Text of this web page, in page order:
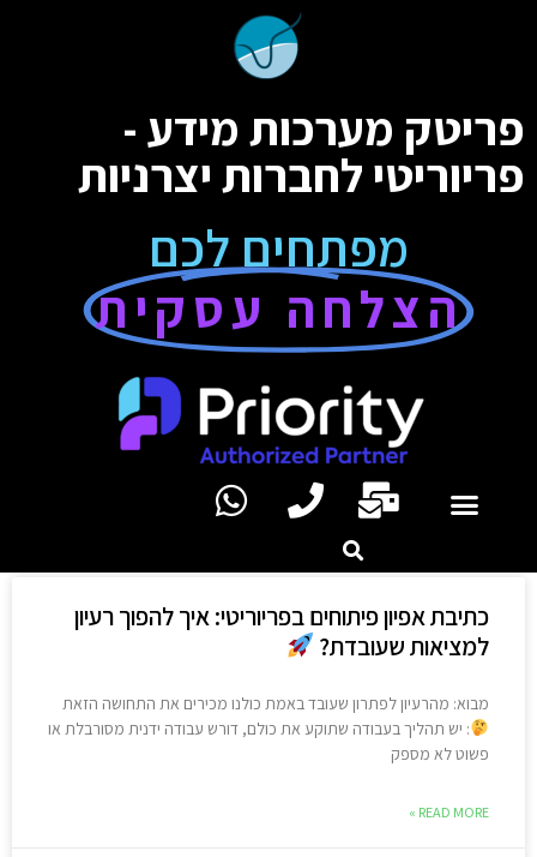
פריטק מערכות מידע -
פריוריטי לחברות יצרניות
מפתחים לכם
הצלחה עסקית
כתיבת אפיון פיתוחים בפריוריטי: איך להפוך רעיון
למציאות שעובדת?
מבוא: מהרעיון לפתרון שעובד באמת כולנו מכירים את התחושה הזאת
: יש תהליך בעבודה שתוקע את כולם, דורש עבודה ידנית מסורבלת או
פשוט לא מספק
READ MORE »